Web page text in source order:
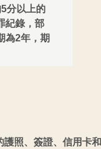
分以上的
紀錄，部
為2年，期
照、簽證、信用卡和